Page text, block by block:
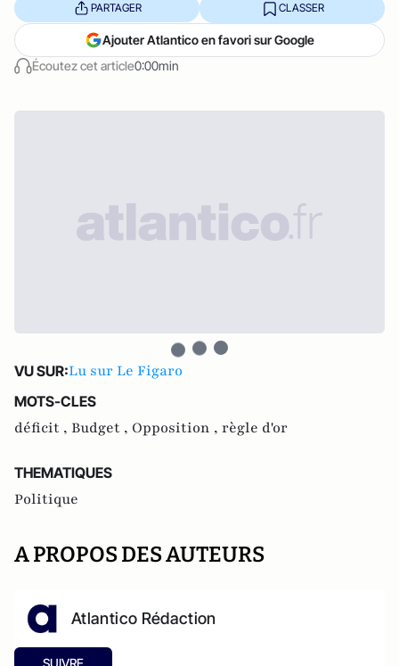
Écoutez cet article0:00min
PARTAGER CLASSER
Ajouter Atlantico en favori sur Google
VU SUR:Lu sur Le Figaro
MOTS-CLES
déficit , Budget , Opposition , règle d'or
THEMATIQUES
Politique
A PROPOS DES AUTEURS
Atlantico Rédaction
SUIVRE